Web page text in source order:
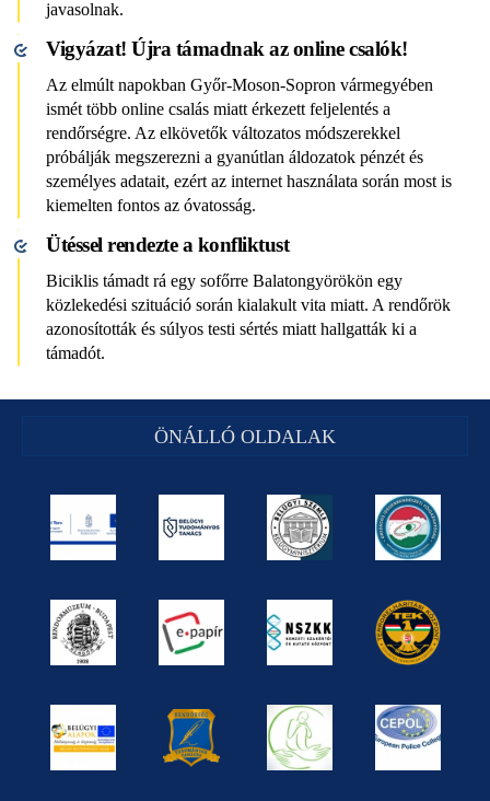
javasolnak.
Vigyázat! Újra támadnak az online csalók!
Az elmúlt napokban Győr-Moson-Sopron vármegyében
ismét több online csalás miatt érkezett feljelentés a
rendőrségre. Az elkövetők változatos módszerekkel
próbálják megszerezni a gyanútlan áldozatok pénzét és
személyes adatait, ezért az internet használata során most is
kiemelten fontos az óvatosság.
Ütéssel rendezte a konfliktust
Biciklis támadt rá egy sofőrre Balatongyörökön egy
közlekedési szituáció során kialakult vita miatt. A rendőrök
azonosították és súlyos testi sértés miatt hallgatták ki a
támadót.
ÖNÁLLÓ OLDALAK